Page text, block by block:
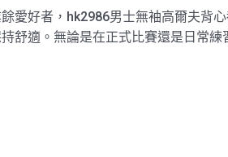
愛好者，hk2986男士無袖高爾夫背
舒適。無論是在正式比賽還是日常